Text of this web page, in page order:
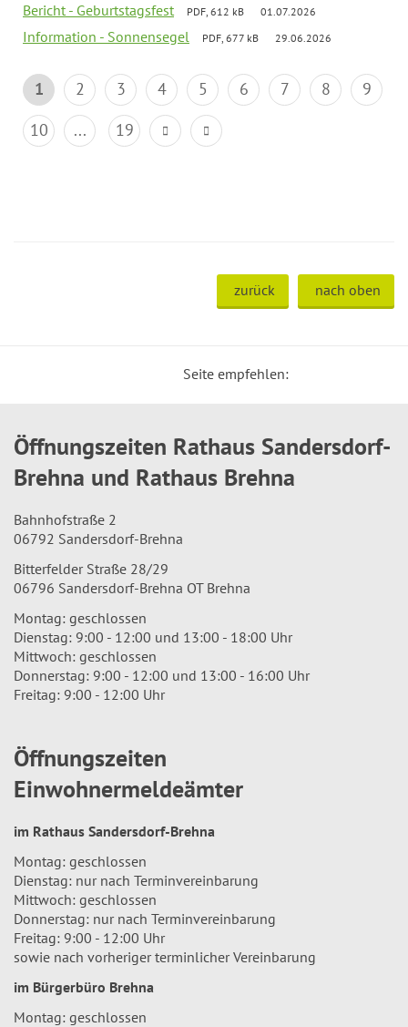
Bericht - Geburtstagsfest PDF, 612 kB 01.07.2026
Information - Sonnensegel PDF, 677 kB 29.06.2026
1 2 3 4 5 6 7 8
9
10
... 19
zurück nach oben
Seite empfehlen:
Öffnungszeiten Rathaus Sandersdorf-
Brehna und Rathaus Brehna
Bahnhofstraße 2
06792 Sandersdorf-Brehna
Bitterfelder Straße 28/29
06796 Sandersdorf-Brehna OT Brehna
Montag: geschlossen
Dienstag: 9:00 - 12:00 und 13:00 - 18:00 Uhr
Mittwoch: geschlossen
Donnerstag: 9:00 - 12:00 und 13:00 - 16:00 Uhr
Freitag: 9:00 - 12:00 Uhr
Öffnungszeiten
Einwohnermeldeämter
im Rathaus Sandersdorf-Brehna
Montag: geschlossen
Dienstag: nur nach Terminvereinbarung
Mittwoch: geschlossen
Donnerstag: nur nach Terminvereinbarung
Freitag: 9:00 - 12:00 Uhr
sowie nach vorheriger terminlicher Vereinbarung
im Bürgerbüro Brehna
Montag: geschlossen